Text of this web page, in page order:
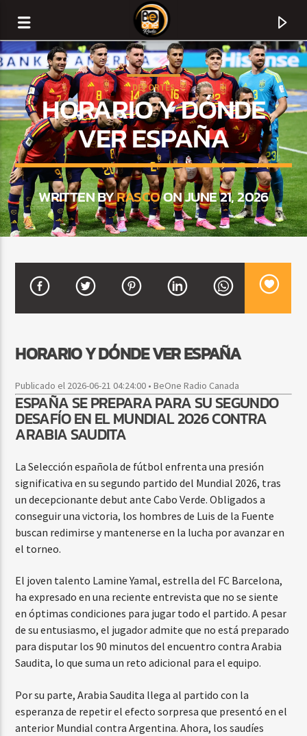
TITLE
ARTIST
FIESTA DJ MIX
9:00 PM 12:00 AM
Beone Radio
DEPORTES
HORARIO Y DÓNDE
VER ESPAÑA
WRITTEN BYRASCOON JUNE 21, 2026
HORARIO Y DÓNDE VER ESPAÑA
Publicado el 2026-06-21 04:24:00 • BeOne Radio Canada
ESPAÑA SE PREPARA PARA SU SEGUNDO
DESAFÍO EN EL MUNDIAL 2026 CONTRA
ARABIA SAUDITA
La Selección española de fútbol enfrenta una presión
significativa en su segundo partido del Mundial 2026, tras
un decepcionante debut ante Cabo Verde. Obligados a
conseguir una victoria, los hombres de Luis de la Fuente
buscan redimirse y mantenerse en la lucha por avanzar en
el torneo.
El joven talento Lamine Yamal, estrella del FC Barcelona,
ha expresado en una reciente entrevista que no se siente
en óptimas condiciones para jugar todo el partido. A pesar
de su entusiasmo, el jugador admite que no está preparado
para disputar los 90 minutos del encuentro contra Arabia
Saudita, lo que suma un reto adicional para el equipo.
Por su parte, Arabia Saudita llega al partido con la
esperanza de repetir el efecto sorpresa que presentó en el
anterior Mundial contra Argentina. Ahora, los saudíes